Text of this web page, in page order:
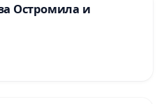
Остромила и